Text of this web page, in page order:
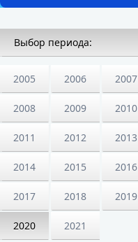
Выбор периода:
2005 2006 2007
2008 2009 2010
2011 2012 2013
2014 2015 2016
2017 2018 2019
2020 2021